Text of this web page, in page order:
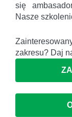
się
Nasze
zakresu? Daj